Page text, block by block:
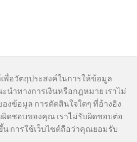
พื่อวัตถุประสงค์ในการให้ข้อมูล
นำทางการเงินหรือกฎหมาย เราไม่
งข้อมูล การตัดสินใจใดๆ ที่อ้างอิง
ดชอบของคุณ เราไม่รับผิดชอบต่อ
น การใช้เว็บไซต์ถือว่าคุณยอมรับ